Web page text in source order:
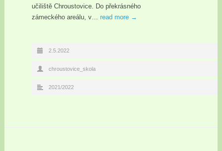
učiliště Chroustovice. Do překrásného
zámeckého areálu, v… read more →
2.5.2022
chroustovice_skola
2021/2022